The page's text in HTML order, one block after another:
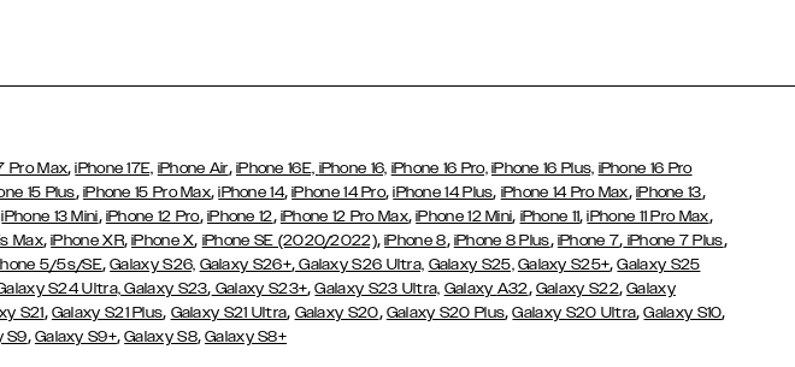
Pro Max,iPhone 17E, iPhone Air, iPhone 16E, iPhone 16, iPhone 16 Pro, iPhone 16 Plus, iPhone 16 Pro
15 Plus, iPhone 15 Pro Max,iPhone 14,iPhone 14 Pro,iPhone 14 Plus, iPhone 14 Pro Max, iPhone 13,
iPhone 13 Mini, iPhone 12 Pro, iPhone 12, iPhone 12 Pro Max,iPhone 12 Mini, iPhone 11,iPhone 11 Pro Max,
Max,iPhone XR,iPhone X, iPhone SE (2020/2022),iPhone 8, iPhone 8 Plus, iPhone 7, iPhone 7 Plus,
5/5s/SE,Galaxy S26, Galaxy S26+,Galaxy S26 Ultra, Galaxy S25, Galaxy S25+,Galaxy S25
S24 Ultra, Galaxy S23, Galaxy S23+,Galaxy S23 Ultra, Galaxy A32, Galaxy S22,Galaxy
S21, Galaxy S21 Plus, Galaxy S21 Ultra, Galaxy S20, Galaxy S20 Plus,Galaxy S20 Ultra,Galaxy S10,
S9, Galaxy S9+,Galaxy S8,Galaxy S8+